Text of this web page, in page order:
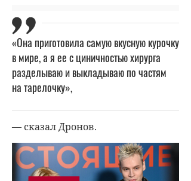
«Она приготовила самую вкусную курочку
в мире, а я ее с циничностью хирурга
разделываю и выкладываю по частям
на тарелочку»,
— сказал Дронов.